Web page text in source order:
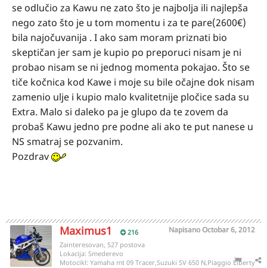
se odlučio za Kawu ne zato što je najbolja ili najlepša
nego zato što je u tom momentu i za te pare(2600€)
bila najočuvanija . I ako sam moram priznati bio
skeptičan jer sam je kupio po preporuci nisam je ni
probao nisam se ni jednog momenta pokajao. Što se
tiče kočnica kod Kawe i moje su bile očajne dok nisam
zamenio ulje i kupio malo kvalitetnije pločice sada su
Extra. Malo si daleko pa je glupo da te zovem da
probaš Kawu jedno pre podne ali ako te put nanese u
NS smatraj se pozvanim.
Pozdrav
Maximus1 216 NapisanoOctobar 6, 2012
Zainteresovan, 527 postova
Lokacija: Smederevo
Motocikl: Yamaha mt 09 Tracer,Suzuki SV 650 N,Piaggio Liberty